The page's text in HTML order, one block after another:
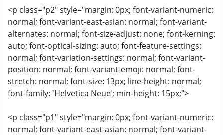
<p class="p2" style="margin: 0px; font-variant-numeric:
normal; font-variant-east-asian: normal; font-variant-
alternates: normal; font-size-adjust: none; font-kerning:
auto; font-optical-sizing: auto; font-feature-settings:
normal; font-variation-settings: normal; font-variant-
position: normal; font-variant-emoji: normal; font-
stretch: normal; font-size: 13px; line-height: normal;
font-family: 'Helvetica Neue'; min-height: 15px;">
<p class="p1" style="margin: 0px; font-variant-numeric:
normal; font-variant-east-asian: normal; font-variant-